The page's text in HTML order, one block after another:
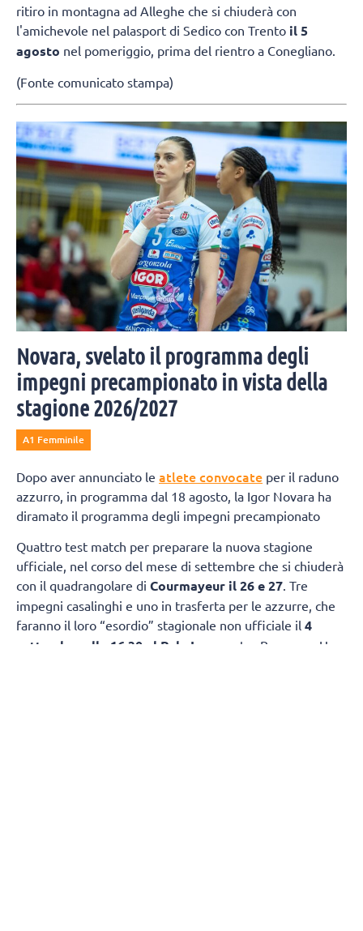
ritiro in montagna ad Alleghe che si chiuderà con
l'amichevole nel palasport di Sedico con Trento il 5
agosto nel pomeriggio, prima del rientro a Conegliano.
(Fonte comunicato stampa)
Novara, svelato il programma degli
impegni precampionato in vista della
stagione 2026/2027
A1 Femminile
Dopo aver annunciato le atlete convocate per il raduno
azzurro, in programma dal 18 agosto, la Igor Novara ha
diramato il programma degli impegni precampionato
Quattro test match per preparare la nuova stagione
ufficiale, nel corso del mese di settembre che si chiuderà
con il quadrangolare di Courmayeur il 26 e 27. Tre
impegni casalinghi e uno in trasferta per le azzurre, che
faranno il loro “esordio” stagionale non ufficiale il 4
settembre alle 16.30 al Pala Igor
contro Bergamo. Una